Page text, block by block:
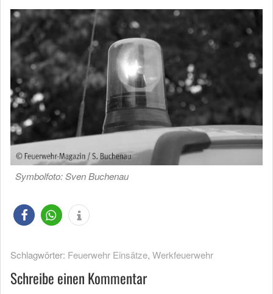
Symbolfoto: Sven Buchenau
Schlagwörter: Feuerwehr Einsätze, Werkfeuerwehr
Schreibe einen Kommentar